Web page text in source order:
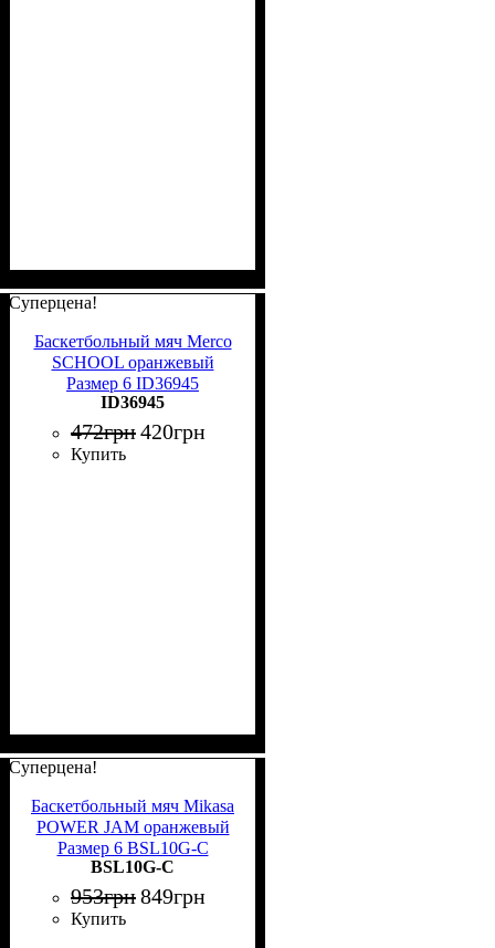
Суперцена!
Баскетбольный мяч Merco
SCHOOL оранжевый
Размер 6 ID36945
ID36945
472грн420грн
Купить
Суперцена!
Баскетбольный мяч Mikasa
POWER JAM оранжевый
Размер 6 BSL10G-C
BSL10G-C
953грн849грн
Купить